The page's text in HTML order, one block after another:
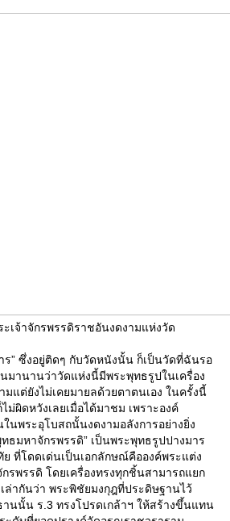
เจ้าจักรพรรดิราชอันงดงามแห่งวัด
ร” ซึ่งอยู่ติดๆ กับวัดหนังนั้น ก็เป็นวัดที่ฉันรอ
มานานว่าวัดแห่งนี้มีพระพุทธรูปในเครื่อง
มแต่ยังไม่เคยมายลด้วยตาตนเอง ในครั้งนี้
ม่ผิดหวังเลยเมื่อได้มาชม เพราะองค์
นพระอุโบสถนั้นงดงามอลังการอย่างยิ่ง
ธมหาจักรพรรดิ” เป็นพระพุทธรูปปางมาร
ที่โดดเด่นเป็นเอกลักษณ์คือองค์พระแต่ง
กรพรรดิ โดยเครื่องทรงทุกชิ้นสามารถแยก
ล่ากันว่า พระพิชัยมงกุฎที่ประดิษฐานไว้
านนั้น ร.3 ทรงโปรดเกล้าฯ ให้สร้างขึ้นแทน